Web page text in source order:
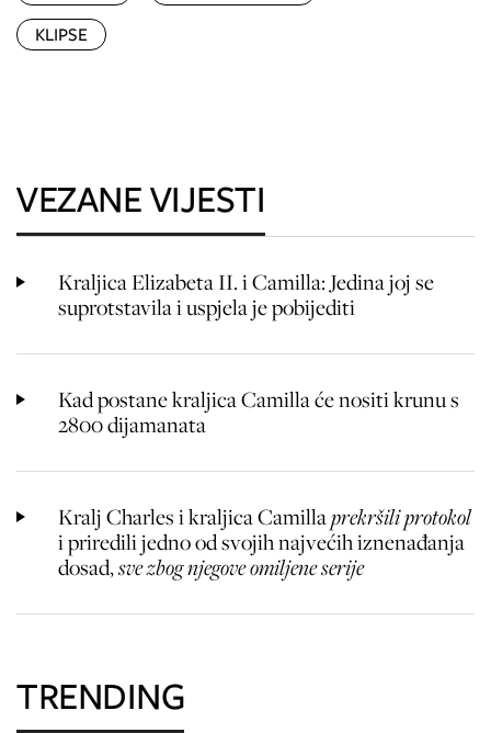
KLIPSE
VEZANE VIJESTI
Kraljica Elizabeta II. i Camilla: Jedina joj se
suprotstavila i uspjela je pobijediti
Kad postane kraljica Camilla će nositi krunu s
2800 dijamanata
Kralj Charles i kraljica Camillaprekršili protokol
i priredili jedno od svojih najvećih iznenađanja
dosad,sve zbog njegove omiljene serije
TRENDING